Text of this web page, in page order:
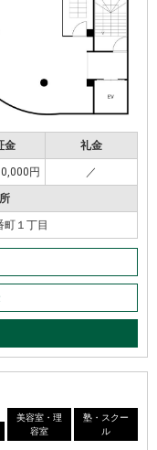
金 礼金
円 ／
町１丁目
美容室・理
容室
塾・スクー
ル